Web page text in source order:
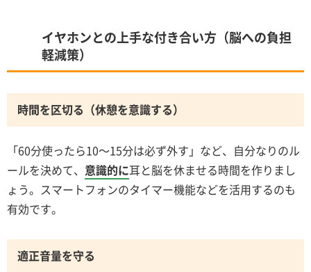
イヤホンとの上手な付き合い方（脳への負担
軽減策）
時間を区切る（休憩を意識する）
「60分使ったら10～15分は必ず外す」など、自分なりのル
ールを決めて、 意識的に耳と脳を休ませる時間を作りまし
ょう。スマートフォンのタイマー機能などを活用するのも
有効です。
適正音量を守る